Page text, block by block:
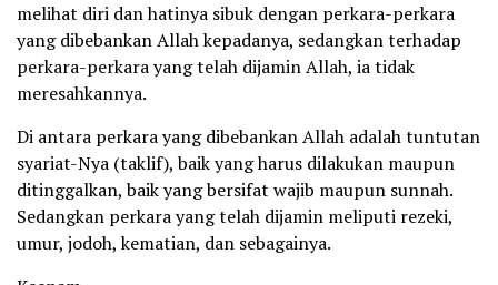
melihat diri dan hatinya sibuk dengan perkara-perkara
yang dibebankan Allah kepadanya, sedangkan terhadap
perkara-perkara yang telah dijamin Allah, ia tidak
meresahkannya.
Di antara perkara yang dibebankan Allah adalah tuntutan
syariat-Nya (taklif), baik yang harus dilakukan maupun
ditinggalkan, baik yang bersifat wajib maupun sunnah.
Sedangkan perkara yang telah dijamin meliputi rezeki,
umur, jodoh, kematian, dan sebagainya.